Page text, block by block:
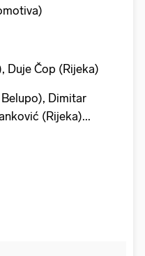
Duje Čop (Rijeka)
Dimitar
(Rijeka)...